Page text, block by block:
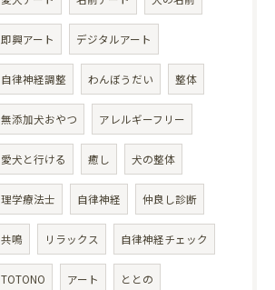
即興アート デジタルアート
自律神経調整 わんぼうだい 整体
無添加犬おやつ アレルギーフリー
愛犬と行ける 癒し 犬の整体
理学療法士 自律神経 仲良し診断
共鳴 リラックス 自律神経チェック
TOTONO アート ととの